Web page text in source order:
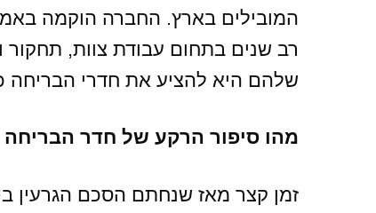
רב שנים בתחום עבודת צוות,
שלהם היא להציע את חדרי הבריחה
מהו סיפור הרקע של חדר הבריחה Project X היחודי שלכם?
זמן קצר מאז שנחתם הסכם הגרעין